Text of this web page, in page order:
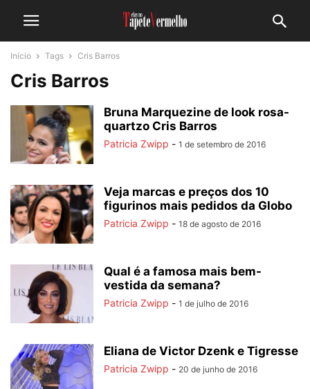
Início Tags Cris Barros
Cris Barros
Bruna Marquezine de look rosa-
quartzo Cris Barros
Patricia Zwipp - 1 de setembro de 2016
Veja marcas e preços dos 10
figurinos mais pedidos da Globo
Patricia Zwipp - 18 de agosto de 2016
Qual é a famosa mais bem-
vestida da semana?
Patricia Zwipp - 1 de julho de 2016
Eliana de Victor Dzenk e Tigresse
Patricia Zwipp - 20 de junho de 2016